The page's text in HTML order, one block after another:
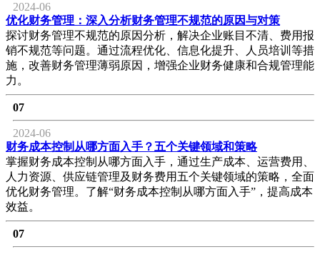
2024-06
优化财务管理：深入分析财务管理不规范的原因与对策
探讨财务管理不规范的原因分析，解决企业账目不清、费用报
销不规范等问题。通过流程优化、信息化提升、人员培训等措
施，改善财务管理薄弱原因，增强企业财务健康和合规管理能
力。
07
2024-06
财务成本控制从哪方面入手？五个关键领域和策略
掌握财务成本控制从哪方面入手，通过生产成本、运营费用、
人力资源、供应链管理及财务费用五个关键领域的策略，全面
优化财务管理。了解“财务成本控制从哪方面入手”，提高成本
效益。
07